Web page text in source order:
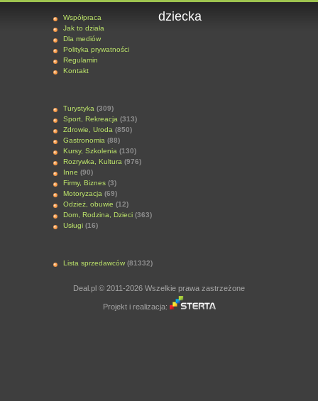
Współpraca
Jak to działa
Dla mediów
Polityka prywatności
Regulamin
Kontakt
Turystyka (309)
Sport, Rekreacja (313)
Zdrowie, Uroda (850)
Gastronomia (88)
Kursy, Szkolenia (130)
Rozrywka, Kultura (976)
Inne (90)
Firmy, Biznes (3)
Motoryzacja (69)
Odzież, obuwie (12)
Dom, Rodzina, Dzieci (363)
Usługi (16)
Lista sprzedawców (81332)
dziecka
Deal.pl © 2011-2026 Wszelkie prawa zastrzeżone
Projekt i realizacja: